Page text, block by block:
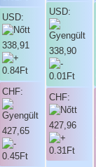
USD:
338,91
CHF:
427,65
USD:
338,90
CHF:
427,96